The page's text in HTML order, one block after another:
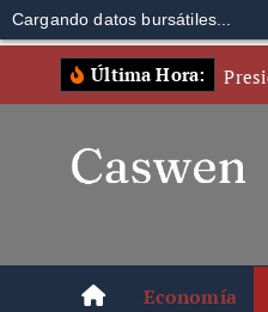
Cargando datos bursátiles...
Última Hora:
Economía